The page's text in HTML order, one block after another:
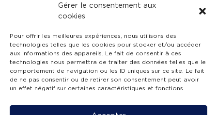
Gérer le consentement aux
cookies
Pour offrir les meilleures expériences, nous utilisons des
technologies telles que les cookies pour stocker et/ou accéder
aux informations des appareils. Le fait de consentir à ces
technologies nous permettra de traiter des données telles que le
comportement de navigation ou les ID uniques sur ce site. Le fait
de ne pas consentir ou de retirer son consentement peut avoir
un effet négatif sur certaines caractéristiques et fonctions.
TÉLÉCHARGEZ GRATUITEMENT
L’APPLICATION TVBA !
SUIVEZ-NOUS !